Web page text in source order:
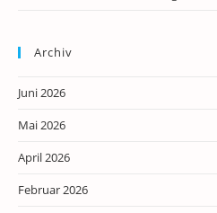
Archiv
Juni 2026
Mai 2026
April 2026
Februar 2026